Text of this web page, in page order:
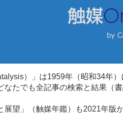
）」は1959年（昭和34年
なたでも全記事の検索と結果（
展望」（触媒年鑑）も2021年